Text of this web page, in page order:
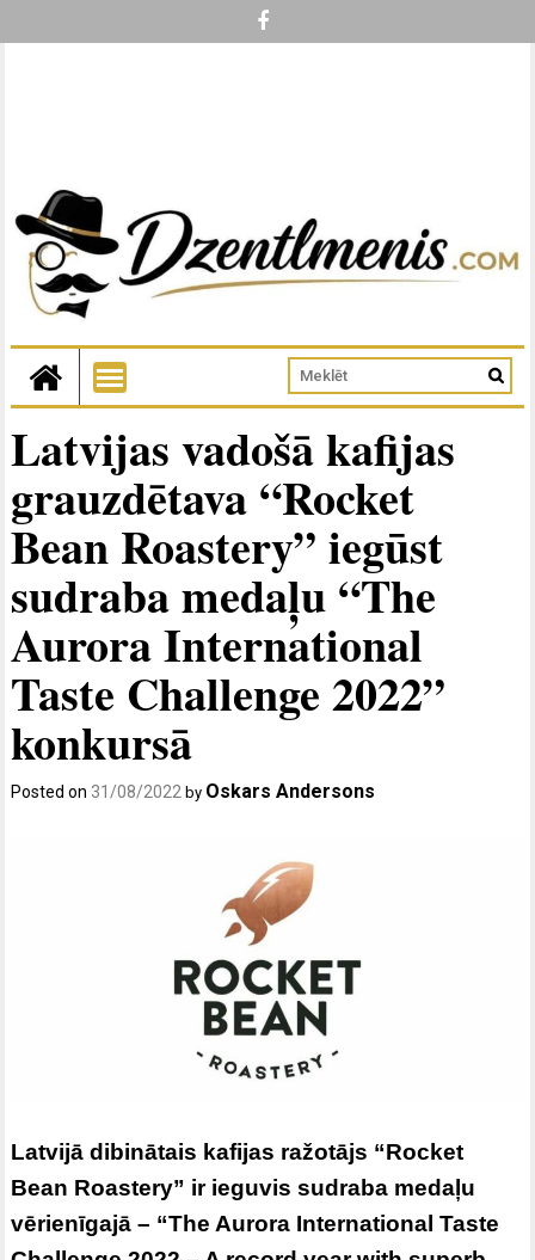
Latvijas vadošā kafijas
grauzdētava “Rocket
Bean Roastery” iegūst
sudraba medaļu “The
Aurora International
Taste Challenge 2022”
konkursā
Posted on 31/08/2022 by Oskars Andersons
Latvijā dibinātais kafijas ražotājs “Rocket
Bean Roastery” ir ieguvis sudraba medaļu
vērienīgajā – “The Aurora International Taste